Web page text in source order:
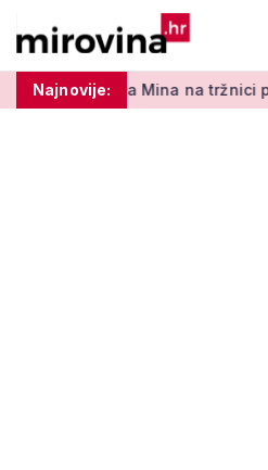
Najnovije:
na tržnici prodaje 45